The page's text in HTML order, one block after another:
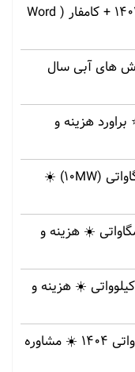
طرح توجیهی تولید متیل آمین سال 1402 + کامفار ( Word
های آبی سال
هزینه و
طرح توجیهی نیروگاه خورشیدی 10 مگاواتی (10MW) ☀️
توجیهی نیروگاه خورشیدی 100 مگاواتی ☀️ هزینه‌ و
طرح توجیهی نیروگاه خورشیدی 500 کیلوواتی ☀️ هزینه‌ و
طرح توجیهی نیروگاه خورشیدی 1 مگاواتی 1404 ☀️ مشاوره